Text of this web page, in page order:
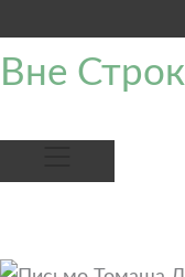
Вне Строк